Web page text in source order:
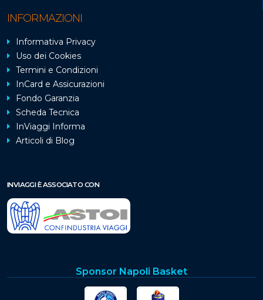
INFORMAZIONI
Informativa Privacy
Uso dei Cookies
Termini e Condizioni
InCard e Assicurazioni
Fondo Garanzia
Scheda Tecnica
InViaggi Informa
Articoli di Blog
INVIAGGI È ASSOCIATO CON
Sponsor Napoli Basket